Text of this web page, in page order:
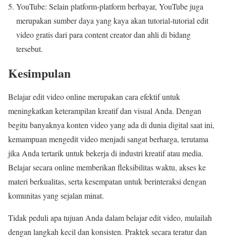
YouTube: Selain platform-platform berbayar, YouTube juga
merupakan sumber daya yang kaya akan tutorial-tutorial edit
video gratis dari para content creator dan ahli di bidang
tersebut.
Kesimpulan
Belajar edit video online merupakan cara efektif untuk
meningkatkan keterampilan kreatif dan visual Anda. Dengan
begitu banyaknya konten video yang ada di dunia digital saat ini,
kemampuan mengedit video menjadi sangat berharga, terutama
jika Anda tertarik untuk bekerja di industri kreatif atau media.
Belajar secara online memberikan fleksibilitas waktu, akses ke
materi berkualitas, serta kesempatan untuk berinteraksi dengan
komunitas yang sejalan minat.
Tidak peduli apa tujuan Anda dalam belajar edit video, mulailah
dengan langkah kecil dan konsisten. Praktek secara teratur dan